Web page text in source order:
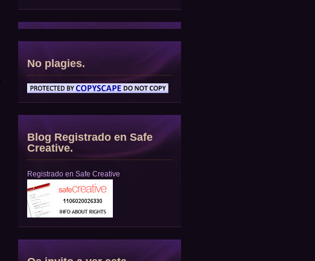
No plagies.
Blog Registrado en Safe
Creative.
Registrado en Safe Creative